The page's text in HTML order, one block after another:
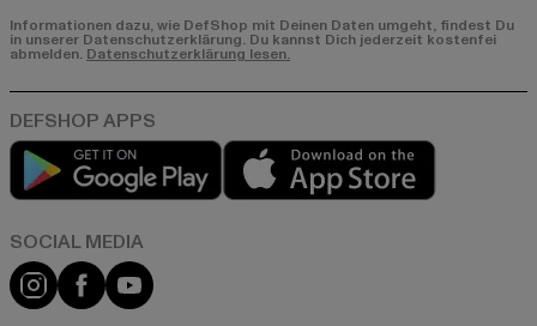
Informationen dazu, wie DefShop mit Deinen Daten umgeht, findest Du
in unserer Datenschutzerklärung. Du kannst Dich jederzeit kostenfei
abmelden. Datenschutzerklärung lesen.
Play market
Instagram
FacebookYouTube